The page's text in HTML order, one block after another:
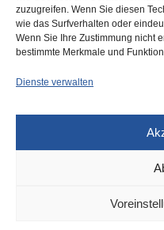
zuzugreifen. Wenn Sie diesen
wie das Surfverhalten oder
Wenn Sie Ihre Zustimmung nicht
bestimmte Merkmale und
Dienste verwalten
UNCATEGORIZED 19. DEZEMBER
Wie viel
Der Trinkgeld-Behälter bei